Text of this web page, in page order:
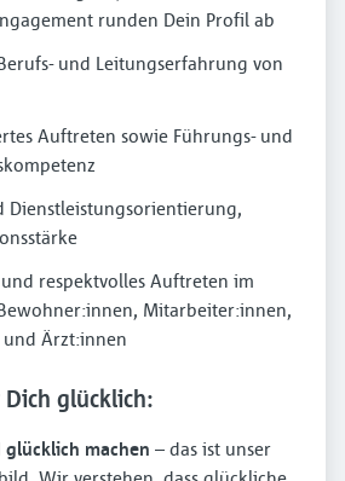
runden Dein Profil ab
und Leitungserfahrung von
Auftreten sowie Führungs- und
Dienstleistungsorientierung,
respektvolles Auftreten im
Mitarbeiter:innen,
Ärzt:innen
glücklich:
machen – das ist unser